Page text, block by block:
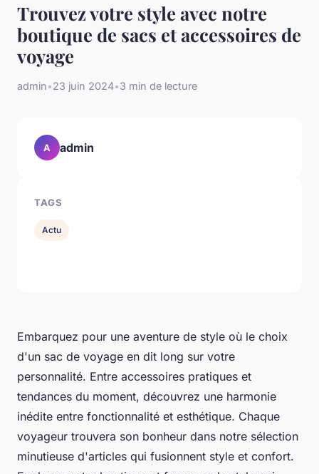
Trouvez votre style avec notre
boutique de sacs et accessoires de
voyage
admin•23 juin 2024•3 min de lecture
Embarquez pour une aventure de style où le choix
d'un sac de voyage en dit long sur votre
personnalité. Entre accessoires pratiques et
tendances du moment, découvrez une harmonie
inédite entre fonctionnalité et esthétique. Chaque
voyageur trouvera son bonheur dans notre sélection
minutieuse d'articles qui fusionnent style et confort.
A admin
TAGS
Actu